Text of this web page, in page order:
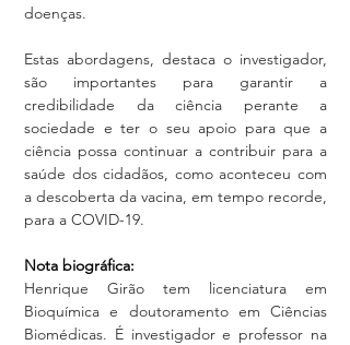
doenças.
Estas abordagens, destaca o investigador,
são importantes para garantir a
credibilidade da ciência perante a
sociedade e ter o seu apoio para que a
ciência possa continuar a contribuir para a
saúde dos cidadãos, como aconteceu com
a descoberta da vacina, em tempo recorde,
para a COVID-19.
Nota biográfica:
Henrique Girão tem licenciatura em
Bioquímica e doutoramento em Ciências
Biomédicas. É investigador e professor na